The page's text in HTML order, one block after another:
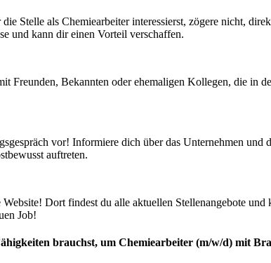
Stelle als Chemiearbeiter interessierst, zögere nicht,
und kann dir einen Vorteil verschaffen.
Freunden, Bekannten oder ehemaligen Kollegen, die in
vor! Informiere dich über das Unternehmen
auftreten.
Dort findest du alle aktuellen Stellenangebote
Job!
brauchst, um Chemiearbeiter (m/w/d) mit